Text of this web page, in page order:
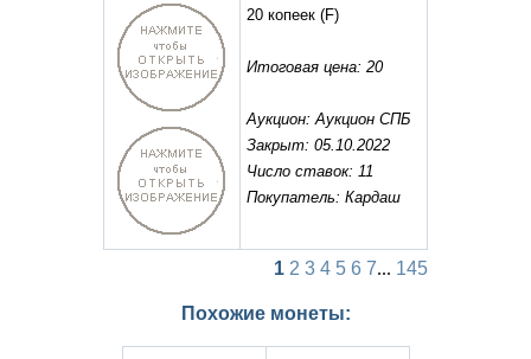
20 копеек (F)
Итоговая цена: 20
Аукцион: Аукцион СПБ
Закрыт: 05.10.2022
Число ставок: 11
Покупатель: Кардаш
1 2 3 4 5 6 7... 145
Похожие монеты: